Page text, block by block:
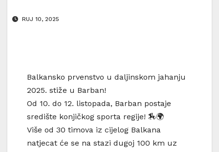
RUJ 10, 2025
Balkansko prvenstvo u daljinskom jahanju
2025. stiže u Barban!
Od 10. do 12. listopada, Barban postaje
središte konjičkog sporta regije! 🏇🌍
Više od 30 timova iz cijelog Balkana
natjecat će se na stazi dugoj 100 km uz